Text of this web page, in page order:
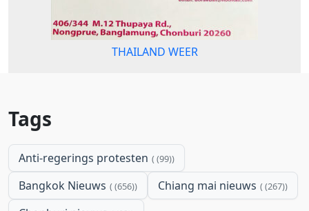
THAILAND WEER
Tags
Anti-regerings protesten (99)
Bangkok Nieuws (656) Chiang mai nieuws (267)